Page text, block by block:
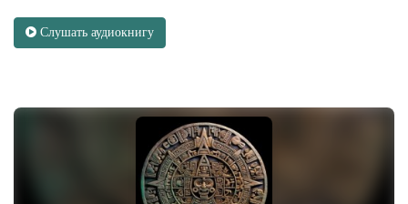
Слушать аудиокнигу